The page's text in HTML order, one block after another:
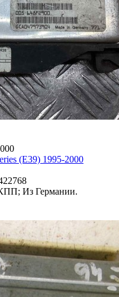
(E39) 1995-2000
Из Германии.